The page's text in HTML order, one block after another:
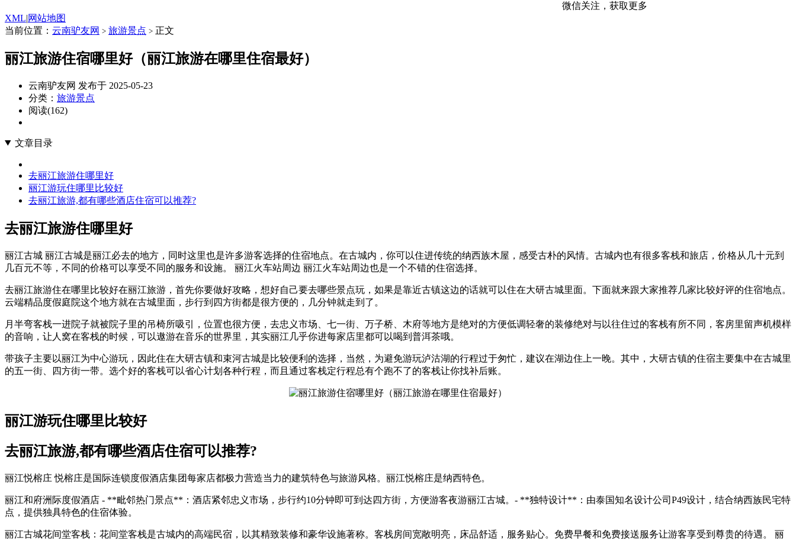
微信关注，获取更多
XML|网站地图
当前位置： 云南驴友网 > 旅游景点 > 正文
丽江旅游住宿哪里好（丽江旅游在哪里住宿最好）
云南驴友网 发布于 2025-05-23
分类： 旅游景点
阅读(162)
文章目录
去丽江旅游住哪里好
丽江游玩住哪里比较好
去丽江旅游,都有哪些酒店住宿可以推荐?
去丽江旅游住哪里好
丽江古城 丽江古城是丽江必去的地方，同时这里也是许多游客选择的住宿地点。在古城内，你可以住进传统的纳西族木屋，感受古朴的风情。古城内也有很多客栈和旅店，价格从几十元到
几百元不等，不同的价格可以享受不同的服务和设施。 丽江火车站周边 丽江火车站周边也是一个不错的住宿选择。
去丽江旅游住在哪里比较好在丽江旅游，首先你要做好攻略，想好自己要去哪些景点玩，如果是靠近古镇这边的话就可以住在大研古城里面。下面就来跟大家推荐几家比较好评的住宿地点。
云端精品度假庭院这个地方就在古城里面，步行到四方街都是很方便的，几分钟就走到了。
月半弯客栈一进院子就被院子里的吊椅所吸引，位置也很方便，去忠义市场、七一街、万子桥、木府等地方是绝对的方便低调轻奢的装修绝对与以往住过的客栈有所不同，客房里留声机模样
的音响，让人窝在客栈的时候，可以遨游在音乐的世界里，其实丽江几乎你进每家店里都可以喝到普洱茶哦。
带孩子主要以丽江为中心游玩，因此住在大研古镇和束河古城是比较便利的选择，当然，为避免游玩泸沽湖的行程过于匆忙，建议在湖边住上一晚。其中，大研古镇的住宿主要集中在古城里
的五一街、四方街一带。选个好的客栈可以省心计划各种行程，而且通过客栈定行程总有个跑不了的客栈让你找补后账。
丽江游玩住哪里比较好
去丽江旅游,都有哪些酒店住宿可以推荐?
丽江悦榕庄 悦榕庄是国际连锁度假酒店集团每家店都极力营造当力的建筑特色与旅游风格。丽江悦榕庄是纳西特色。
丽江和府洲际度假酒店 - **毗邻热门景点**：酒店紧邻忠义市场，步行约10分钟即可到达四方街，方便游客夜游丽江古城。- **独特设计**：由泰国知名设计公司P49设计，结合纳西族民宅特
点，提供独具特色的住宿体验。
丽江古城花间堂客栈：花间堂客栈是古城内的高端民宿，以其精致装修和豪华设施著称。客栈房间宽敞明亮，床品舒适，服务贴心。免费早餐和免费接送服务让游客享受到尊贵的待遇。 丽